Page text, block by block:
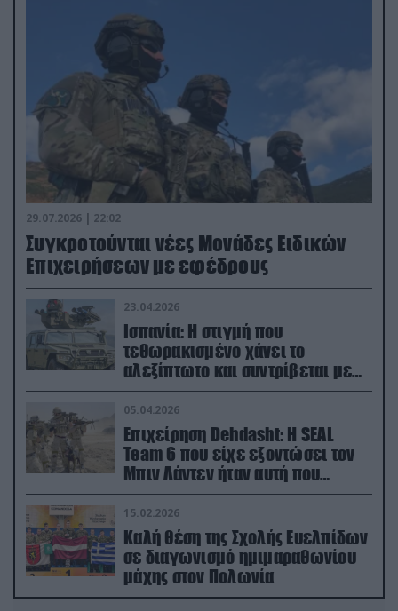
29.07.2026 | 22:02
Συγκροτούνται νέες Μονάδες Ειδικών
Επιχειρήσεων με εφέδρους
23.04.2026
Ισπανία: Η στιγμή που
τεθωρακισμένο χάνει το
αλεξίπτωτο και συντρίβεται με
ορμή στο έδαφος (βίντεο)
05.04.2026
Επιχείρηση Dehdasht: Η SEAL
Team 6 που είχε εξοντώσει τον
Μπιν Λάντεν ήταν αυτή που
διέσωσε τον πιλότο του F-15
15.02.2026
Καλή θέση της Σχολής Ευελπίδων
σε διαγωνισμό ημιμαραθωνίου
μάχης στον Πολωνία